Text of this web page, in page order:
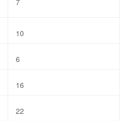
7
10
6
16
22